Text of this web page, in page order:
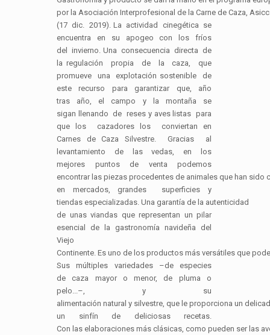
por la Asociación Interprofesional de la Carne de Caza,
(17 dic. 2019). La actividad cinegética se
encuentra en su apogeo con los fríos
del invierno. Una consecuencia directa de
la regulación propia de la caza, que
promueve una explotación sostenible de
este recurso para garantizar que, año
tras año, el campo y la montaña se
sigan llenando de reses y aves listas para
que los cazadores los conviertan en
Carnes de Caza Silvestre. Gracias al
levantamiento de las vedas, en los
mejores puntos de venta podemos
encontrar las piezas procedentes de animales que han
en mercados, grandes superficies y
tiendas especializadas. Una garantía de la autenticidad
de unas viandas que representan un pilar
esencial de la gastronomía navideña del
Viejo
Continente. Es uno de los productos más versátiles que
Sus múltiples variedades –de especies
de caza mayor o menor, de pluma o
pelo...–, y su
alimentación natural y silvestre, que le proporciona un
un sinfín de deliciosas recetas.
Con las elaboraciones más clásicas, como pueden ser las